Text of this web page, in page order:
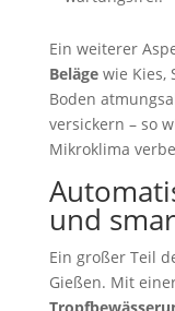
Ein weiterer
Belägewie Kies,
Boden
versickern – so
Mikroklima
und
Ein großer Teil
Gießen. Mit